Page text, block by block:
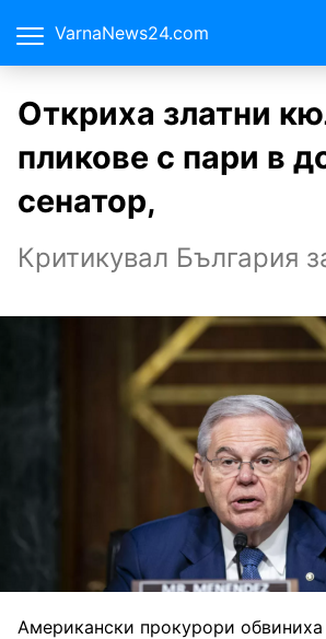
VarnaNews24.com
Откриха златни
пликове с пари в
сенатор,
Критикувал България
Американски прокурори обвиниха